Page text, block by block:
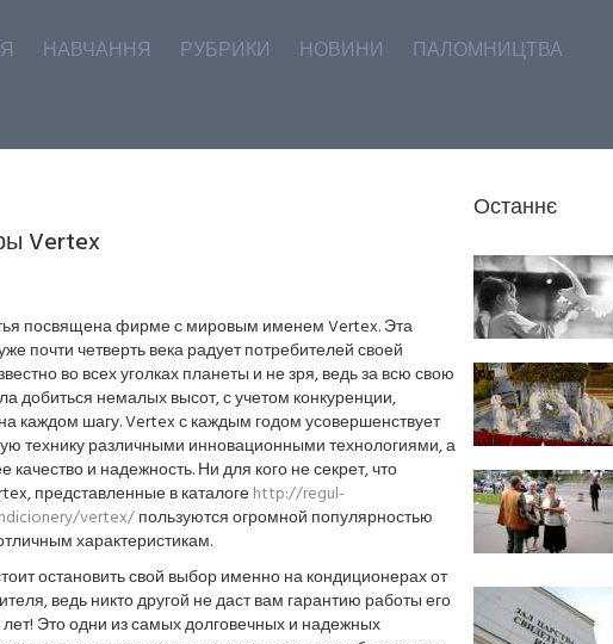
НАВЧАННЯ РУБРИКИ НОВИНИ ПАЛОМНИЦТВА
Vertex
посвящена фирме с мировым именем Vertex. Эта
почти четверть века радует потребителей своей
во всех уголках планеты и не зря, ведь за всю свою
добиться немалых высот, с учетом конкуренции,
каждом шагу. Vertex с каждым годом усовершенствует
технику различными инновационными технологиями, а
качество и надежность. Ни для кого не секрет, что
представленные в каталогеhttp://regul-
vertex/пользуются огромной популярностью
характеристикам.
остановить свой выбор именно на кондиционерах от
ведь никто другой не даст вам гарантию работы его
лет! Это одни из самых долговечных и надежных
Останнє